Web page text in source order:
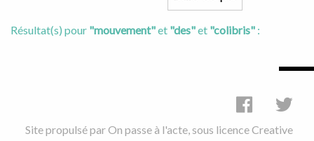
Résultat(s) pour "mouvement"et "des"et "colibris" :
Site propulsé parOn passe à l'acte, sous licenceCreative